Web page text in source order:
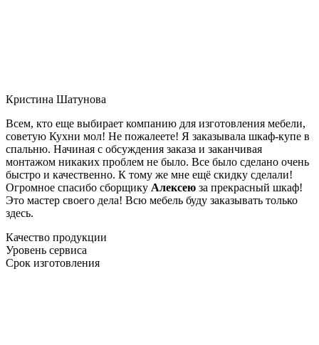
Кристина Шатунова
Всем, кто еще выбирает компанию для изготовления мебели,
советую Кухни мол! Не пожалеете! Я заказывала шкаф-купе в
спальню. Начиная с обсуждения заказа и заканчивая
монтажом никаких проблем не было. Все было сделано очень
быстро и качественно. К тому же мне ещё скидку сделали!
Огромное спасибо сборщику Алексею за прекрасный шкаф!
Это мастер своего дела! Всю мебель буду заказывать только
здесь.
Качество продукции
Уровень сервиса
Срок изготовления